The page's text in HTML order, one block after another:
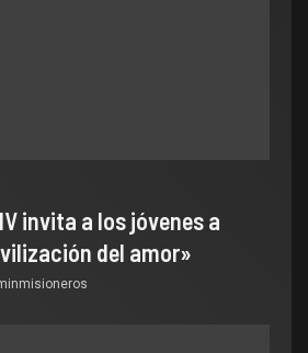
invita a los jóvenes a
del amor»